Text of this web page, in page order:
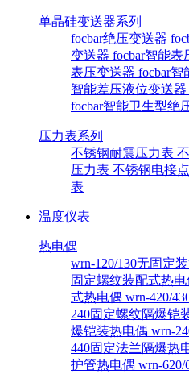
单晶硅变送器系列
focbar绝压变送器
变送器 focbar智能表
表压变送器 focbar智
智能差压液位变送器
focbar智能卫生型绝
压力表系列
不锈钢耐震压力表
压力表 不锈钢电接
表
温度仪表
热电偶
wrn-120/130无固定
固定螺纹装配式热电
式热电偶 wrn-420/
240固定螺纹隔爆铠
爆铠装热电偶 wrn-
440固定法兰隔爆热
护管热电偶 wrn-